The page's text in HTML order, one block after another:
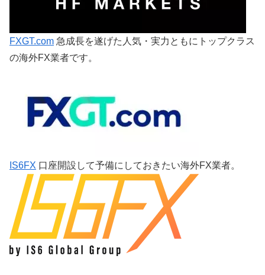
FXGT.com 急成長を遂げた人気・実力ともにトップクラス
の海外FX業者です。
IS6FX 口座開設して予備にしておきたい海外FX業者。